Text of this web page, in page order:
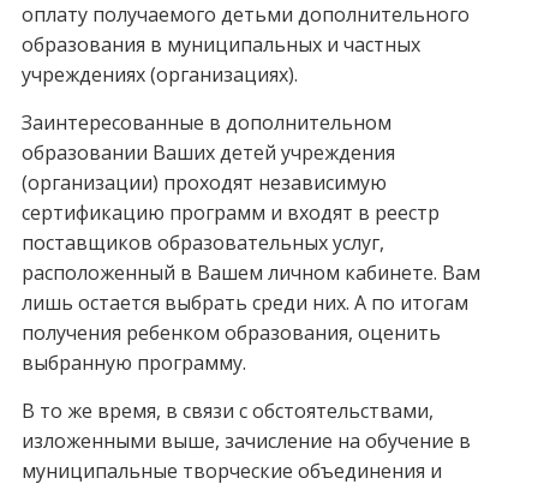
оплату получаемого детьми дополнительного
образования в муниципальных и частных
учреждениях (организациях).
Заинтересованные в дополнительном
образовании Ваших детей учреждения
(организации) проходят независимую
сертификацию программ и входят в реестр
поставщиков образовательных услуг,
расположенный в Вашем личном кабинете. Вам
лишь остается выбрать среди них. А по итогам
получения ребенком образования, оценить
выбранную программу.
В то же время, в связи с обстоятельствами,
изложенными выше, зачисление на обучение в
муниципальные творческие объединения и